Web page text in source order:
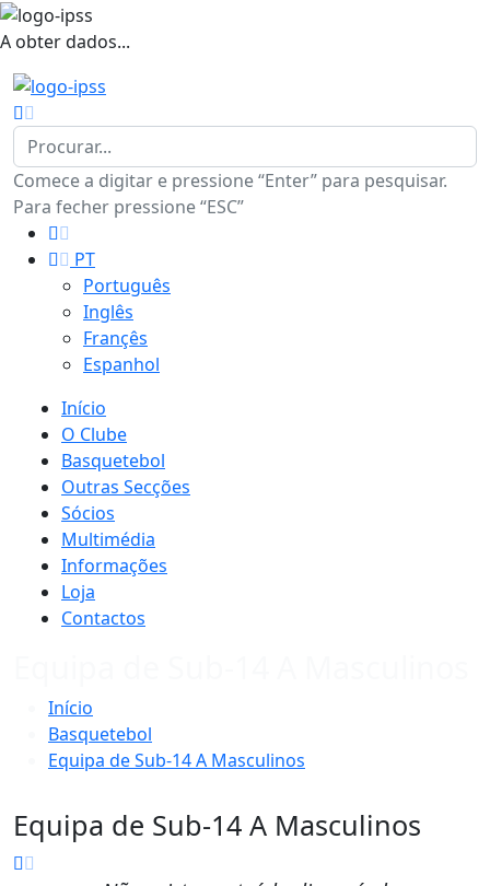
A obter dados...
Comece a digitar e pressione “Enter” para pesquisar.
Para fecher pressione “ESC”
PT
Português
Inglês
Françês
Espanhol
Início
O Clube
Basquetebol
Outras Secções
Sócios
Multimédia
Informações
Loja
Contactos
Início
Basquetebol
Equipa de Sub-14 A Masculinos
Equipa de Sub-14 A Masculinos